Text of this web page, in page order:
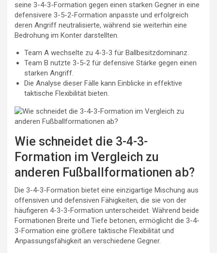
seine 3-4-3-Formation gegen einen starken Gegner in eine
defensivere 3-5-2-Formation anpasste und erfolgreich
deren Angriff neutralisierte, während sie weiterhin eine
Bedrohung im Konter darstellten.
Team A wechselte zu 4-3-3 für Ballbesitzdominanz.
Team B nutzte 3-5-2 für defensive Stärke gegen einen
starken Angriff.
Die Analyse dieser Fälle kann Einblicke in effektive
taktische Flexibilität bieten.
Wie schneidet die 3-4-3-
Formation im Vergleich zu
anderen Fußballformationen ab?
Die 3-4-3-Formation bietet eine einzigartige Mischung aus
offensiven und defensiven Fähigkeiten, die sie von der
häufigeren 4-3-3-Formation unterscheidet. Während beide
Formationen Breite und Tiefe betonen, ermöglicht die 3-4-
3-Formation eine größere taktische Flexibilität und
Anpassungsfähigkeit an verschiedene Gegner.